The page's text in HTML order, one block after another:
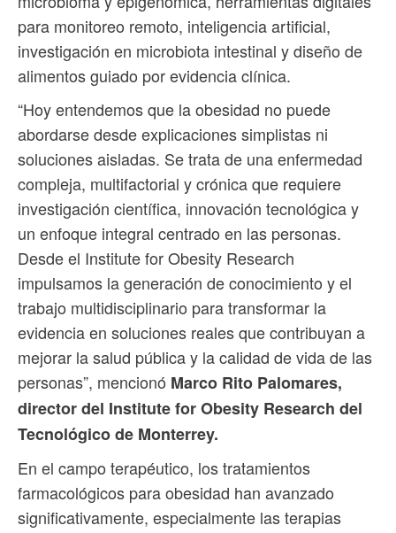
para monitoreo remoto, inteligencia artificial,
investigación en microbiota intestinal y diseño de
alimentos guiado por evidencia clínica.
“Hoy entendemos que la obesidad no puede
abordarse desde explicaciones simplistas ni
soluciones aisladas. Se trata de una enfermedad
compleja, multifactorial y crónica que requiere
investigación científica, innovación tecnológica y
un enfoque integral centrado en las personas.
Desde el Institute for Obesity Research
impulsamos la generación de conocimiento y el
trabajo multidisciplinario para transformar la
evidencia en soluciones reales que contribuyan a
mejorar la salud pública y la calidad de vida de las
personas”, mencionó Marco Rito Palomares,
director del Institute for Obesity Research del
Tecnológico de Monterrey.
En el campo terapéutico, los tratamientos
farmacológicos para obesidad han avanzado
significativamente, especialmente las terapias